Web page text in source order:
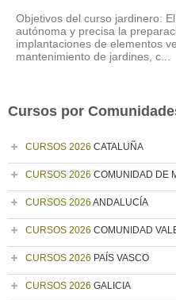
Objetivos del curso jardinero:
autónoma y precisa la
implantaciones de elementos
mantenimiento de jardines, c...
Cursos por
CURSOS 2026 CATALUÑA
CURSOS 2026 COMUNIDAD DE
CURSOS 2026 ANDALUCÍA
CURSOS 2026 COMUNIDAD
CURSOS 2026 PAÍS VASCO
CURSOS 2026 GALICIA